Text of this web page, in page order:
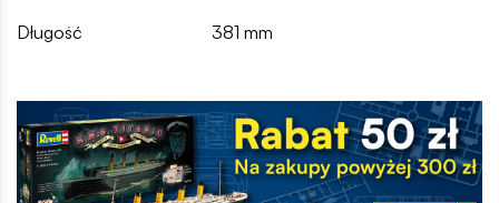
Długość 381 mm